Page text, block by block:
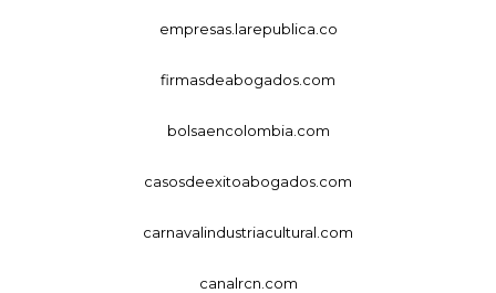
empresas.larepublica.co
firmasdeabogados.com
bolsaencolombia.com
casosdeexitoabogados.com
carnavalindustriacultural.com
canalrcn.com